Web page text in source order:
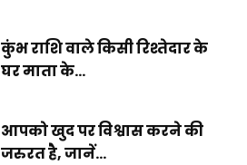
कुंभ राशि वाले किसी रिश्तेदार के
घर माता के...
आपको खुद पर विश्वास करने की
जरुरत है, जानें...